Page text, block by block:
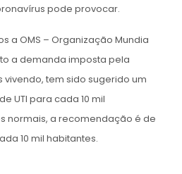
pode provocar.
a OMS – Organização Mundia
a demanda imposta pela
tem sido sugerido um
UTI para cada 10 mil
normais, a recomendação é de
10 mil habitantes.